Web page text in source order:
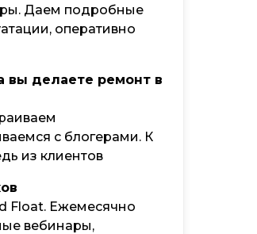
Даем подробные
оперативно
вы делаете ремонт в
с блогерами. К
из клиентов
Float. Ежемесячно
вебинары,